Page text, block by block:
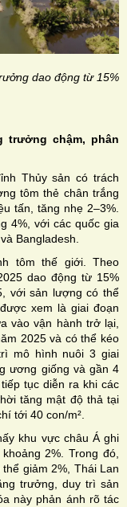
dao động từ 15%
trưởng chậm, phân
Thủy sản có trách
tôm thẻ chân trắng
tấn, tăng nhẹ 2–3%.
4%, với các quốc gia
Bangladesh.
tôm thế giới. Theo
dao động từ 15%
với sản lượng có thể
xem là giai đoạn
vào vận hành trở lại,
2025 và có thể kéo
mô hình nuôi 3 giai
ương giống và gần 4
tục diễn ra khi các
tăng mật độ thả tại
tới 40 con/m².
khu vực châu Á ghi
2%. Trong đó,
giảm 2%, Thái Lan
trưởng, duy trì sản
này phản ánh rõ tác